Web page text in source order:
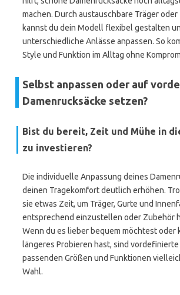
machen. Durch austauschbare Träger
kannst du dein Modell flexibel gestalten
unterschiedliche Anlässe anpassen. So
Style und Funktion im Alltag ohne
Selbst anpassen oder auf
Damenrucksäcke setzen?
Bist du bereit, Zeit und Mühe in
zu investieren?
Die individuelle Anpassung deines
deinen Tragekomfort deutlich erhöhen.
sie etwas Zeit, um Träger, Gurte und
entsprechend einzustellen oder Zubehör
Wenn du es lieber bequem möchtest oder
längeres Probieren hast, sind
passenden Größen und Funktionen
Wahl.